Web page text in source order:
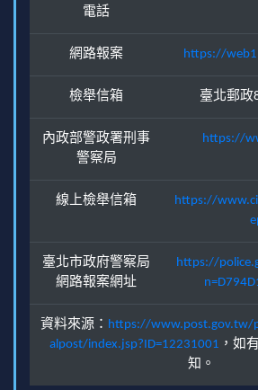
電話
網路報案 https://
檢舉信箱 臺北郵政
內政部警政署刑事
警察局
https://
線上檢舉信箱
https://
臺北市政府警察局
網路報案網址
https://
資料來源： https://www.post.gov.tw/
alpost/index.jsp?ID=12231001 ，如
知。